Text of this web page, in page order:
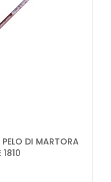
DI MARTORA
1810